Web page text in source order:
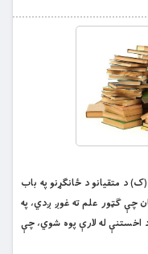
د متقیانو د ځانګړنو په باب
چې ګټور علم ته غوږ ږدي، په
اخستنې له لارې پوه شوي، چې